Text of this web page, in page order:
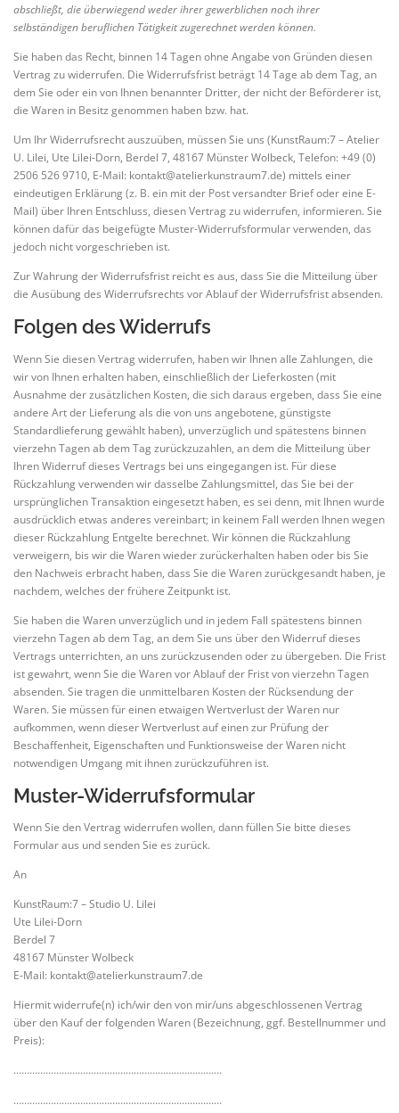
abschließt, die überwiegend weder ihrer gewerblichen noch ihrer
selbständigen beruflichen Tätigkeit zugerechnet werden können.
Sie haben das Recht, binnen 14 Tagen ohne Angabe von Gründen diesen
Vertrag zu widerrufen. Die Widerrufsfrist beträgt 14 Tage ab dem Tag, an
dem Sie oder ein von Ihnen benannter Dritter, der nicht der Beförderer ist,
die Waren in Besitz genommen haben bzw. hat.
Um Ihr Widerrufsrecht auszuüben, müssen Sie uns (KunstRaum:7 – Atelier
U. Lilei, Ute Lilei-Dorn, Berdel 7, 48167 Münster Wolbeck, Telefon: +49 (0)
2506 526 9710, E-Mail: kontakt@atelierkunstraum7.de) mittels einer
eindeutigen Erklärung (z. B. ein mit der Post versandter Brief oder eine E-
Mail) über Ihren Entschluss, diesen Vertrag zu widerrufen, informieren. Sie
können dafür das beigefügte Muster-Widerrufsformular verwenden, das
jedoch nicht vorgeschrieben ist.
Zur Wahrung der Widerrufsfrist reicht es aus, dass Sie die Mitteilung über
die Ausübung des Widerrufsrechts vor Ablauf der Widerrufsfrist absenden.
Folgen des Widerrufs
Wenn Sie diesen Vertrag widerrufen, haben wir Ihnen alle Zahlungen, die
wir von Ihnen erhalten haben, einschließlich der Lieferkosten (mit
Ausnahme der zusätzlichen Kosten, die sich daraus ergeben, dass Sie eine
andere Art der Lieferung als die von uns angebotene, günstigste
Standardlieferung gewählt haben), unverzüglich und spätestens binnen
vierzehn Tagen ab dem Tag zurückzuzahlen, an dem die Mitteilung über
Ihren Widerruf dieses Vertrags bei uns eingegangen ist. Für diese
Rückzahlung verwenden wir dasselbe Zahlungsmittel, das Sie bei der
ursprünglichen Transaktion eingesetzt haben, es sei denn, mit Ihnen wurde
ausdrücklich etwas anderes vereinbart; in keinem Fall werden Ihnen wegen
dieser Rückzahlung Entgelte berechnet. Wir können die Rückzahlung
verweigern, bis wir die Waren wieder zurückerhalten haben oder bis Sie
den Nachweis erbracht haben, dass Sie die Waren zurückgesandt haben, je
nachdem, welches der frühere Zeitpunkt ist.
Sie haben die Waren unverzüglich und in jedem Fall spätestens binnen
vierzehn Tagen ab dem Tag, an dem Sie uns über den Widerruf dieses
Vertrags unterrichten, an uns zurückzusenden oder zu übergeben. Die Frist
ist gewahrt, wenn Sie die Waren vor Ablauf der Frist von vierzehn Tagen
absenden. Sie tragen die unmittelbaren Kosten der Rücksendung der
Waren. Sie müssen für einen etwaigen Wertverlust der Waren nur
aufkommen, wenn dieser Wertverlust auf einen zur Prüfung der
Beschaffenheit, Eigenschaften und Funktionsweise der Waren nicht
notwendigen Umgang mit ihnen zurückzuführen ist.
Muster-Widerrufsformular
Wenn Sie den Vertrag widerrufen wollen, dann füllen Sie bitte dieses
Formular aus und senden Sie es zurück.
An
KunstRaum:7 – Studio U. Lilei
Ute Lilei-Dorn
Berdel 7
48167 Münster Wolbeck
E-Mail: kontakt@atelierkunstraum7.de
Hiermit widerrufe(n) ich/wir den von mir/uns abgeschlossenen Vertrag
über den Kauf der folgenden Waren (Bezeichnung, ggf. Bestellnummer und
Preis):
……………………………………………………………………
……………………………………………………………………